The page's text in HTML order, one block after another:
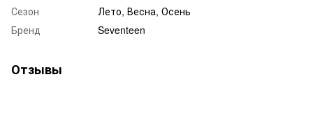
Сезон
Лето, Весна, Осень
Бренд
Seventeen
Отзывы